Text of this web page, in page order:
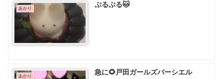
あかり ぷるぷる🐱
あかり 急に🌻戸田ガールズバーシエル